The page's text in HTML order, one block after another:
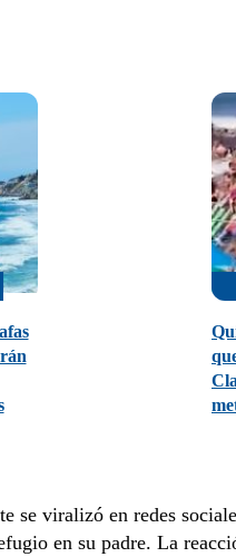
viralizó en redes
en su padre. La